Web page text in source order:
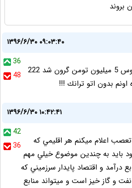
بروند
۱۳۹۶/۶/۳۰ ۰۹:۰۳:۴۰
36
48
كولبرى بيخيال دوباره كوليوس 5 ميليون تومن گرون شد 222
بدون اتو ترانك !!!
۱۳۹۶/۶/۳۰ ۱۰:۴۲:۴۱
42
36
تعصب اعلام ميكنم هر اقليمي كه
بايد به چندين موضوع خيلي مهم
درآمد و اقتصاد پايدار سرزميني كه
و گاز خيز است و ميتواند منابع